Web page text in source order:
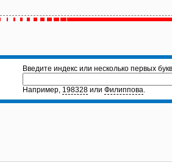
Введите индекс или несколько первых
Например, 198328 или Филиппова.